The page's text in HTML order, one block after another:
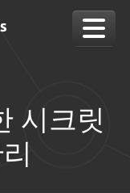
시크릿